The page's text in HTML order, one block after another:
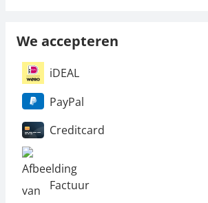
We accepteren
iDEAL
PayPal
Creditcard
Factuur